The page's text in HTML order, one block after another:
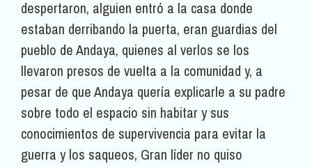
despertaron, alguien entró a la casa donde
estaban derribando la puerta, eran guardias del
pueblo de Andaya, quienes al verlos se los
llevaron presos de vuelta a la comunidad y, a
pesar de que Andaya quería explicarle a su padre
sobre todo el espacio sin habitar y sus
conocimientos de supervivencia para evitar la
guerra y los saqueos, Gran líder no quiso